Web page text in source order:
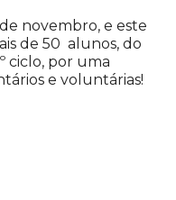
novembro, e este
de 50 alunos, do
ciclo, por uma
e voluntárias!